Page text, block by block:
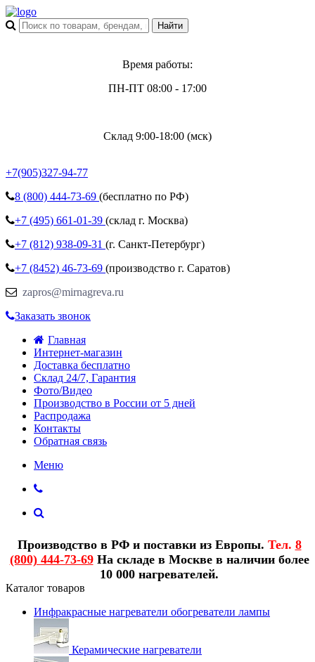
Время работы:
ПН-ПТ 08:00 - 17:00
Склад 9:00-18:00 (мск)
+7(905)327-94-77
8 (800) 444-73-69 (бесплатно по РФ)
+7 (495) 661-01-39 (склад г. Москва)
+7 (812) 938-09-31 (г. Санкт-Петербург)
+7 (8452) 46-73-69 (производство г. Саратов)
zapros@mirnagreva.ru
Заказать звонок
Главная
Интернет-магазин
Доставка бесплатно
Склад 24/7, Гарантия
Фото/Видео
Производство в России от 5 дней
Распродажа
Контакты
Обратная связь
Меню
Производство в РФ и поставки из Европы. Тел. 8
(800) 444-73-69На складе в Москве в наличии более
10 000 нагревателей.
Каталог товаров
Инфракрасные нагреватели обогреватели лампы
Керамические нагреватели